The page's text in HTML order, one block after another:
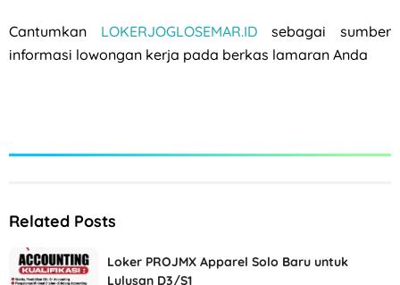
Cantumkan LOKERJOGLOSEMAR.ID sebagai sumber
informasi lowongan kerja pada berkas lamaran Anda
Related Posts
Loker PROJMX Apparel Solo Baru untuk
Lulusan D3/S1